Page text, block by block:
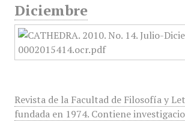
Diciembre
Revista de la Facultad de Filosofía y
fundada en 1974. Contiene